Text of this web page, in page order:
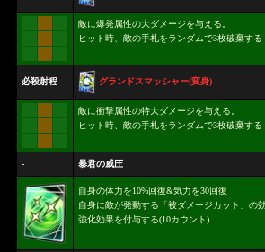
敵に爆発属性の大ダメージを与える。
ヒット時、敵の手札をランダムで3枚破棄する
必殺射程 グランドスマッシャー(変身)
敵に衝撃属性の特大ダメージを与える。
ヒット時、敵の手札をランダムで3枚破棄する
- 暴君の威圧
自身の体力を10%回復&気力を30回復
自身に敵が発動する「被ダメージカット」の
強化効果を付与する(10カウント)